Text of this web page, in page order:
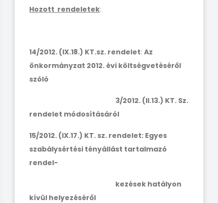
Hozott rendeletek:
14/2012. (IX.18.) KT.sz. rendelet: Az
önkormányzat 2012. évi költségvetéséről
szóló
3/2012. (II.13.) KT. Sz.
rendelet módosításáról
15/2012. (IX.17.) KT. sz. rendelet: Egyes
szabálysértési tényállást tartalmazó
rendel-
kezések hatályon
kívül helyezéséről